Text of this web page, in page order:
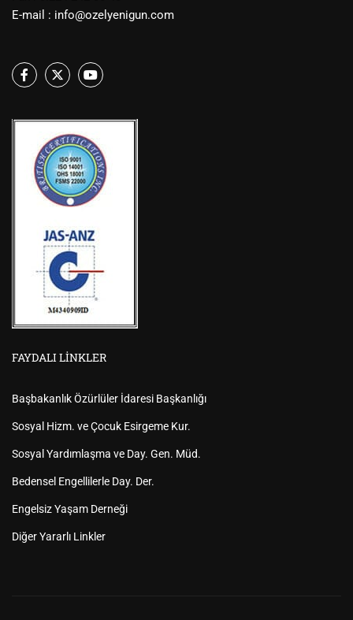
E-mail : info@ozelyenigun.com
FAYDALI LINKLER
Başbakanlık Özürlüler İdaresi Başkanlığı
Sosyal Hizm. ve Çocuk Esirgeme Kur.
Sosyal Yardımlaşma ve Day. Gen. Müd.
Bedensel Engellilerle Day. Der.
Engelsiz Yaşam Derneği
Diğer Yararlı Linkler